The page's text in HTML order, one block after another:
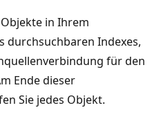
in Ihrem
durchsuchbaren Indexes,
für den
Ende dieser
Sie jedes Objekt.